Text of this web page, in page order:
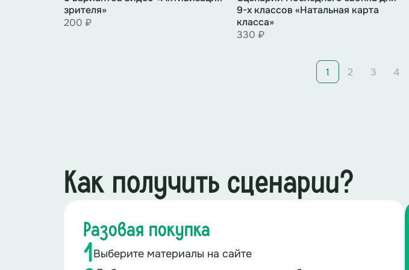
зрителя»
200 ₽
9-х классов «Натальная карта
класса»
330 ₽
1 2 3 4
Как получить сценарии?
Разовая покупка
1Выберите материалы на сайте